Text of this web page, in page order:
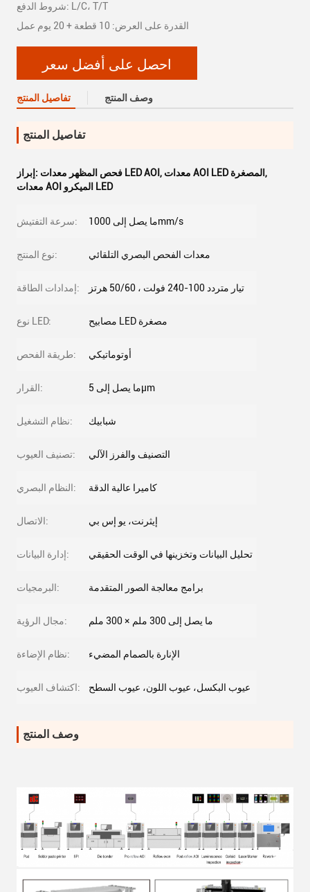
شروط الدفع: L/C، T/T
القدرة على العرض: 10 قطعة + 20 يوم عمل
احصل على أفضل سعر
تفاصيل المنتج وصف المنتج
تفاصيل المنتج
إبراز: فحص المظهر معدات LED AOI , معدات AOI LED المصغرة ,
معدات AOI الميكرو LED
سرعة التفتيش: ما يصل إلى 1000mm/s
نوع المنتج: معدات الفحص البصري التلقائي
إمدادات الطاقة: تيار متردد 100-240 فولت ، 50/60 هرتز
نوع LED: مصابيح LED مصغرة
طريقة الفحص: أوتوماتيكي
القرار: ما يصل إلى 5μm
نظام التشغيل: شبابيك
تصنيف العيوب: التصنيف والفرز الآلي
النظام البصري: كاميرا عالية الدقة
الاتصال: إيثرنت، يو إس بي
إدارة البيانات: تحليل البيانات وتخزينها في الوقت الحقيقي
البرمجيات: برامج معالجة الصور المتقدمة
مجال الرؤية: ما يصل إلى 300 ملم × 300 ملم
نظام الإضاءة: الإنارة بالصمام المضيء
اكتشاف العيوب: عيوب البكسل، عيوب اللون، عيوب السطح
وصف المنتج